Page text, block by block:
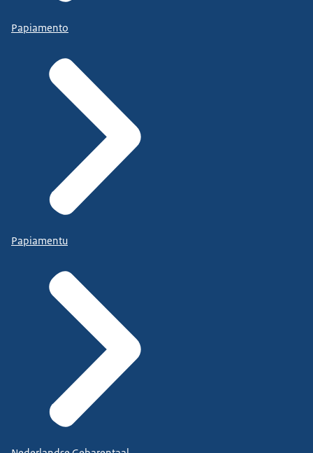
Papiamento
Papiamentu